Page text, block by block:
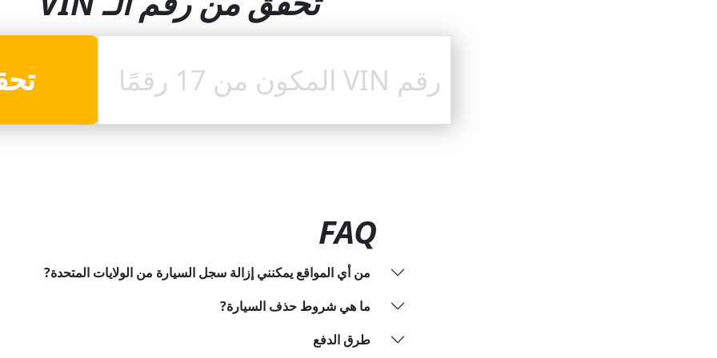
FAQ
من أي المواقع يمكنني إزالة سجل السيارة من الولايات المتحدة?
ما هي شروط حذف السيارة?
طرق الدفع